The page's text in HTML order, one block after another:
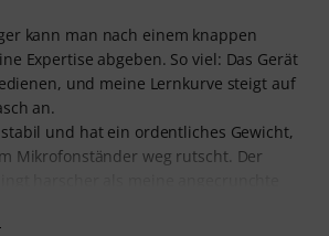
kann man nach einem knappen
Expertise abgeben. So viel: Das Gerät
und meine Lernkurve steigt auf
an.
und hat ein ordentliches Gewicht,
Mikrofonständer weg rutscht. Der